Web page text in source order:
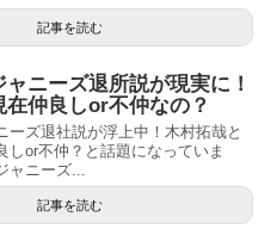
記事を読む
ニーズ退所説が現実に！
仲良しor不仲なの？
ーズ退社説が浮上中！木村拓哉と
しor不仲？と話題になっていま
ャニーズ...
記事を読む